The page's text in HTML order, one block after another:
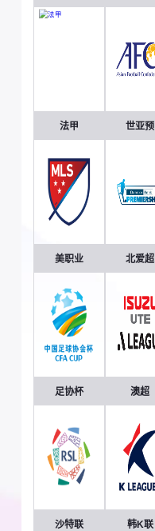
法甲 世亚预
美职业 北爱超
足协杯 澳超
沙特联 韩K联